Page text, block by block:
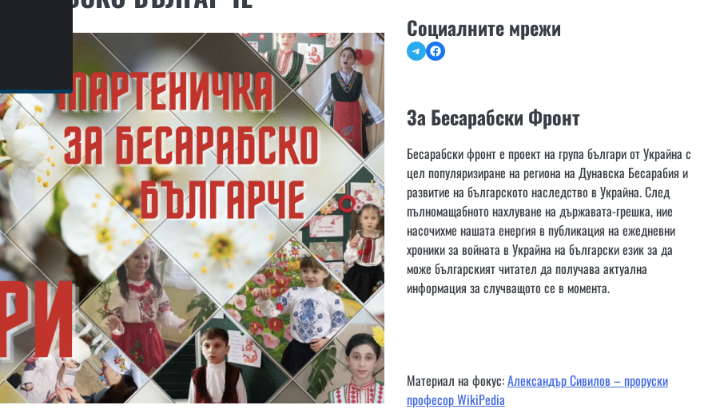
Социалните мрежи
TelegramFacebook
За Бесарабски Фронт
Бесарабски фронт е проект на група българи от Украйна с
цел популяризиране на региона на Дунавска Бесарабия и
развитие на българското наследство в Украйна. След
пълномащабното нахлуване на държавата-грешка, ние
насочихме нашата енергия в публикация на ежедневни
хроники за войната в Украйна на български език за да
може българският читател да получава актуална
информация за случващото се в момента.
Материал на фокус:Александър Сивилов – проруски
професор WikiPedia